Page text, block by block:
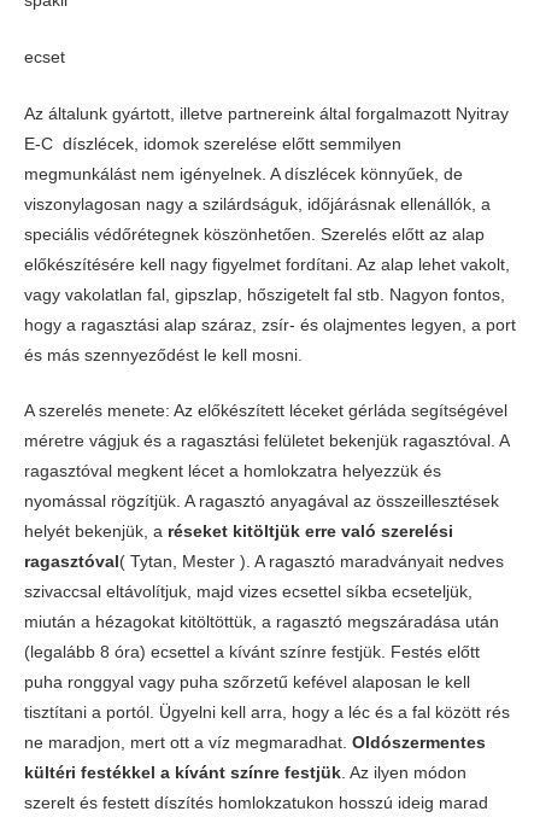
ecset
Az általunk gyártott, illetve partnereink által forgalmazott Nyitray
E-C díszlécek, idomok szerelése előtt semmilyen
megmunkálást nem igényelnek. A díszlécek könnyűek, de
viszonylagosan nagy a szilárdságuk, időjárásnak ellenállók, a
speciális védőrétegnek köszönhetően. Szerelés előtt az alap
előkészítésére kell nagy figyelmet fordítani. Az alap lehet vakolt,
vagy vakolatlan fal, gipszlap, hőszigetelt fal stb. Nagyon fontos,
hogy a ragasztási alap száraz, zsír- és olajmentes legyen, a port
és más szennyeződést le kell mosni.
A szerelés menete: Az előkészített léceket gérláda segítségével
méretre vágjuk és a ragasztási felületet bekenjük ragasztóval. A
ragasztóval megkent lécet a homlokzatra helyezzük és
nyomással rögzítjük. A ragasztó anyagával az összeillesztések
helyét bekenjük, a réseket kitöltjük erre való szerelési
ragasztóval ( Tytan, Mester ). A ragasztó maradványait nedves
szivaccsal eltávolítjuk, majd vizes ecsettel síkba ecseteljük,
miután a hézagokat kitöltöttük, a ragasztó megszáradása után
(legalább 8 óra) ecsettel a kívánt színre festjük. Festés előtt
puha ronggyal vagy puha szőrzetű kefével alaposan le kell
tisztítani a portól. Ügyelni kell arra, hogy a léc és a fal között rés
ne maradjon, mert ott a víz megmaradhat. Oldószermentes
kültéri festékkel a kívánt színre festjük. Az ilyen módon
szerelt és festett díszítés homlokzatukon hosszú ideig marad